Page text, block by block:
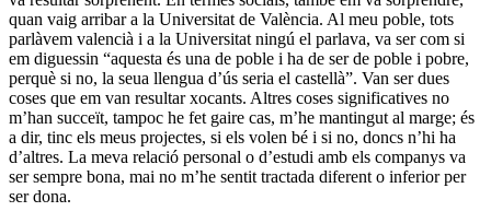
quan vaig arribar a la Universitat de València. Al meu poble, tots
parlàvem valencià i a la Universitat ningú el parlava, va ser com si
em diguessin “aquesta és una de poble i ha de ser de poble i pobre,
perquè si no, la seua llengua d’ús seria el castellà”. Van ser dues
coses que em van resultar xocants. Altres coses significatives no
m’han succeït, tampoc he fet gaire cas, m’he mantingut al marge; és
a dir, tinc els meus projectes, si els volen bé i si no, doncs n’hi ha
d’altres. La meva relació personal o d’estudi amb els companys va
ser sempre bona, mai no m’he sentit tractada diferent o inferior per
ser dona.